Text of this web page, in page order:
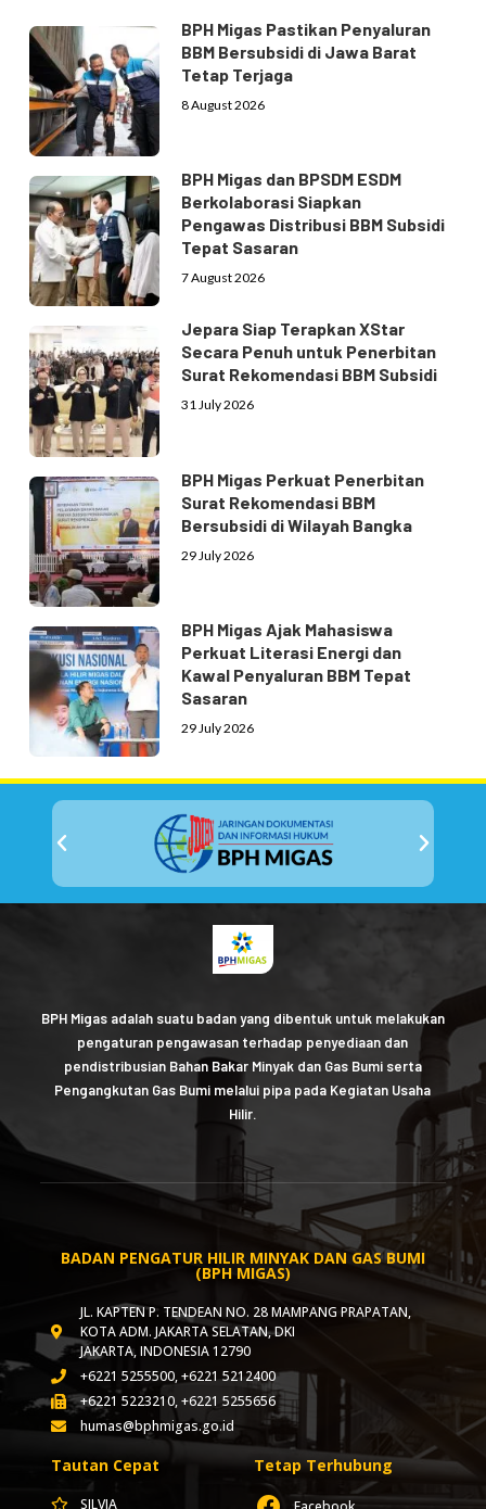
BPH Migas Pastikan Penyaluran
BBM Bersubsidi di Jawa Barat
Tetap Terjaga
8 August 2026
BPH Migas dan BPSDM ESDM
Berkolaborasi Siapkan
Pengawas Distribusi BBM Subsidi
Tepat Sasaran
7 August 2026
Jepara Siap Terapkan XStar
Secara Penuh untuk Penerbitan
Surat Rekomendasi BBM Subsidi
31 July 2026
BPH Migas Perkuat Penerbitan
Surat Rekomendasi BBM
Bersubsidi di Wilayah Bangka
29 July 2026
BPH Migas Ajak Mahasiswa
Perkuat Literasi Energi dan
Kawal Penyaluran BBM Tepat
Sasaran
29 July 2026
BPH Migas adalah suatu badan yang dibentuk untuk melakukan
pengaturan pengawasan terhadap penyediaan dan
pendistribusian Bahan Bakar Minyak dan Gas Bumi serta
Pengangkutan Gas Bumi melalui pipa pada Kegiatan Usaha
Hilir.
BADAN PENGATUR HILIR MINYAK DAN GAS BUMI
(BPH MIGAS)
JL. KAPTEN P. TENDEAN NO. 28 MAMPANG PRAPATAN,
KOTA ADM. JAKARTA SELATAN, DKI
JAKARTA, INDONESIA 12790
+6221 5255500, +6221 5212400
+6221 5223210, +6221 5255656
humas@bphmigas.go.id
Tautan Cepat
SILVIA
Tetap Terhubung